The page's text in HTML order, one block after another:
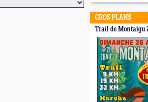
GROS PLANS
Trail de Montaigu